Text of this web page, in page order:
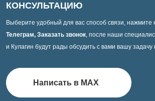
КОНСУЛЬТАЦИЮ
Выберите удобный для вас способ связи, нажмите
Телеграм, Заказать звонок, после наши
и Кулагин будут рады обсудить с вами вашу
Написать в MAX